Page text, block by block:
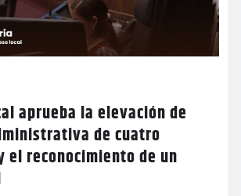
aprueba la elevación de
de cuatro
el reconocimiento de un